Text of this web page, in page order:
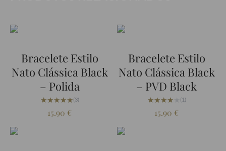
Bracelete Estilo
Nato Clássica Black
– Polida
★★★★★
★★★★★(3)
15.90 €
Bracelete Estilo
Nato Clássica Black
– PVD Black
★★★★★
★★★★★ (1)
15.90 €